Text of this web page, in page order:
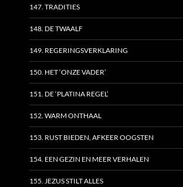
147. TRADITIES
148. DE TWAALF
149. REGERINGSVERKLARING
150. HET ‘ONZE VADER’
151. DE ‘PLATINA REGEL’
152. WARM ONTHAAL
153. RUST BIEDEN, AFKEER OOGSTEN
154. EEN GEZIN EN MEER VERHALEN
155. JEZUS STILT ALLES